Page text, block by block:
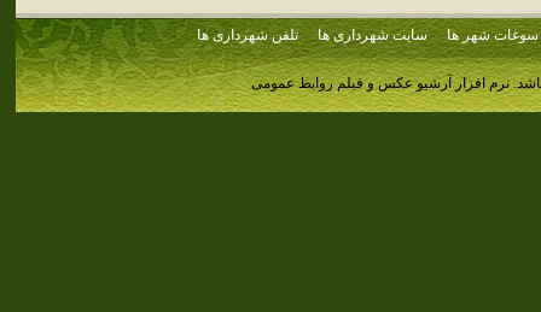
سوغات شهر ها سایت شهرداری ها تلفن شهرداری ها
نرم افزار آرشیو عکس و فیلم روابط عمومی